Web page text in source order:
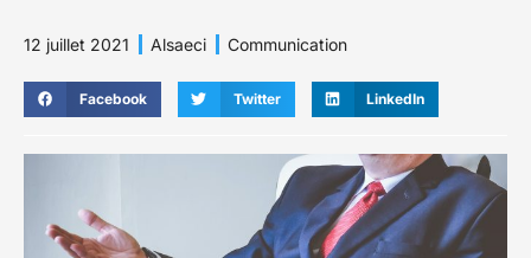
12 juillet 2021 Alsaeci Communication
Facebook Twitter LinkedIn